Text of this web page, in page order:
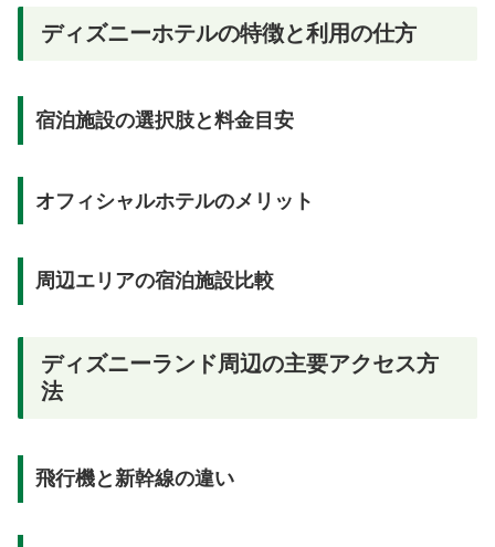
ディズニーホテルの特徴と利用の仕方
宿泊施設の選択肢と料金目安
オフィシャルホテルのメリット
周辺エリアの宿泊施設比較
ディズニーランド周辺の主要アクセス方
法
飛行機と新幹線の違い